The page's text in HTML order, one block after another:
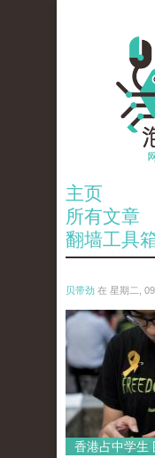
主页
所有文章
翻墙工具
贝带劲 在 星期二,
anp-
香港占中学生